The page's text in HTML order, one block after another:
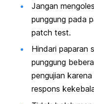
Jangan
punggung pada
patch test.
Hindari paparan
punggung
pengujian
respons